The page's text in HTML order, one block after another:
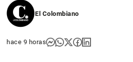
El Colombiano
hace 9 horas